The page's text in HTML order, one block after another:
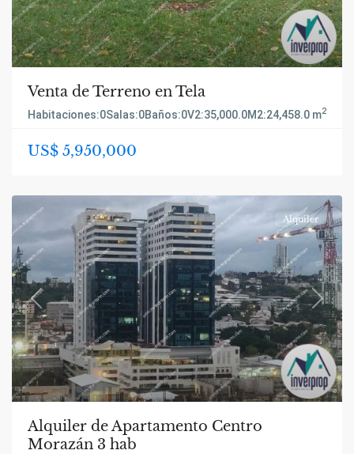
Venta de Terreno en Tela
Habitaciones:0Salas:0Baños:0V2:35,000.0M2:24,458.0 m2
US$ 5,950,000
Previous Next
Alquiler
Alquiler de Apartamento Centro
Morazán 3 hab